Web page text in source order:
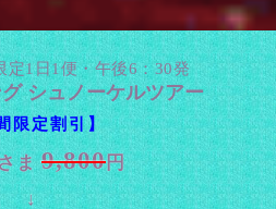
定1日1便・午後6：30発
シュノーケルツアー
限定割引】
ま9,800円